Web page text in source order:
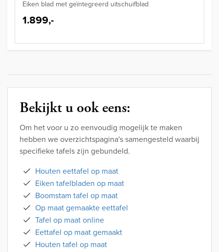
Eiken blad met geïntegreerd uitschuifblad
1.899,-
Bekijkt u ook eens:
Om het voor u zo eenvoudig mogelijk te maken
hebben we overzichtspagina's samengesteld waarbij
specifieke tafels zijn gebundeld.
Houten eettafel op maat
Eiken tafelbladen op maat
Boomstam tafel op maat
Op maat gemaakte eettafel
Tafel op maat online
Eettafel op maat gemaakt
Houten tafel op maat